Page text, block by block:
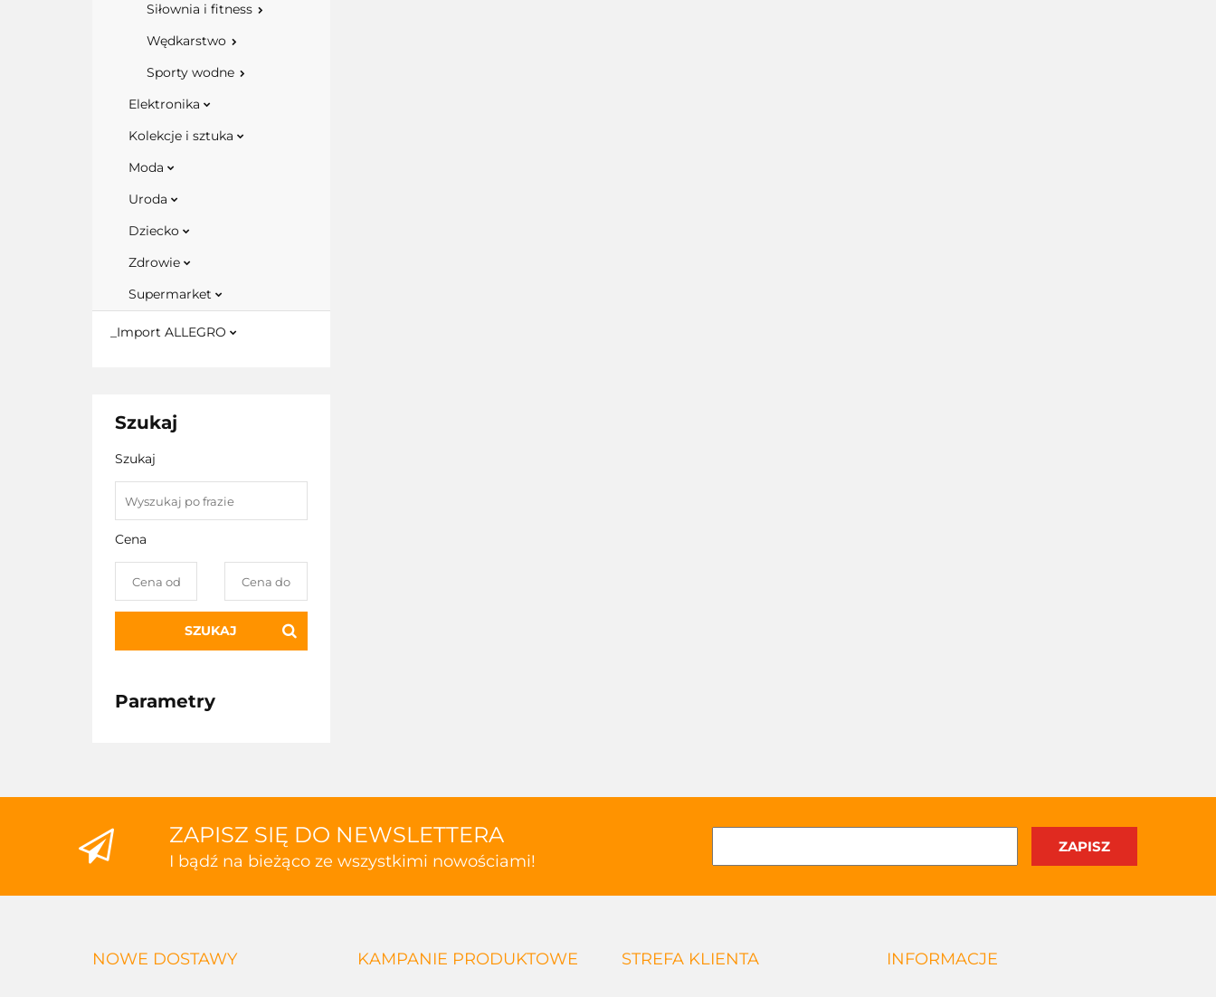
Siłownia i fitness
Wędkarstwo
Sporty wodne
Elektronika
Kolekcje i sztuka
Moda
Uroda
Dziecko
Zdrowie
Supermarket
_Import ALLEGRO
Szukaj
Szukaj
Cena
SZUKAJ
Parametry
ZAPISZ SIĘ DO NEWSLETTERA
I bądź na bieżąco ze wszystkimi nowościami!
NOWE DOSTAWY KAMPANIE PRODUKTOWE STREFA KLIENTA INFORMACJE